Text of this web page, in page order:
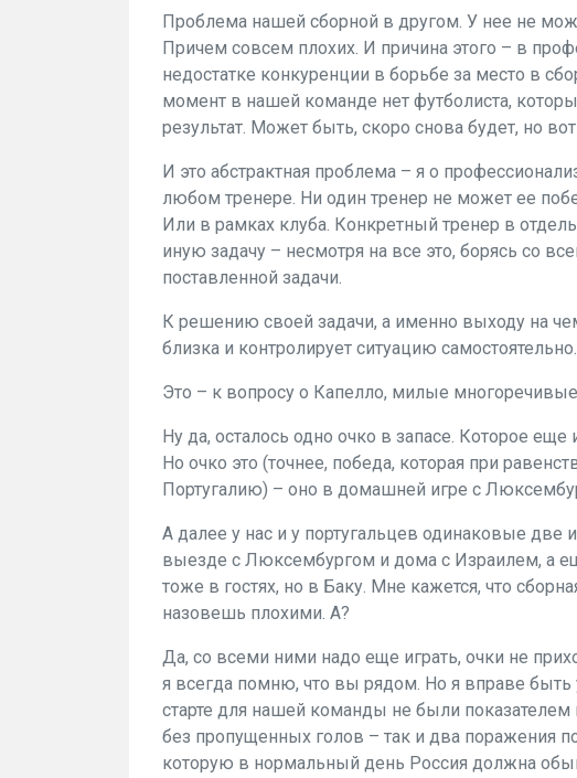
Проблема нашей сборной в другом. У нее не
Причем совсем плохих. И причина этого – в
недостатке конкуренции в борьбе за место в
момент в нашей команде нет футболиста,
результат. Может быть, скоро снова будет, но вот
И это абстрактная проблема – я о
любом тренере. Ни один тренер не может ее
Или в рамках клуба. Конкретный тренер в
иную задачу – несмотря на все это, борясь со
поставленной задачи.
К решению своей задачи, а именно выходу на
близка и контролирует ситуацию самостоятельно.
Это – к вопросу о Капелло, милые
Ну да, осталось одно очко в запасе. Которое еще
Но очко это (точнее, победа, которая при
Португалию) – оно в домашней игре с
А далее у нас и у португальцев одинаковые две
выезде с Люксембургом и дома с Израилем, а
тоже в гостях, но в Баку. Мне кажется, что
назовешь плохими. А?
Да, со всеми ними надо еще играть, очки не
я всегда помню, что вы рядом. Но я вправе быть
старте для нашей команды не были показателем
без пропущенных голов – так и два поражения
которую в нормальный день Россия должна